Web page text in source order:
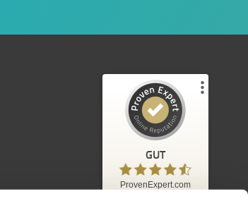
GUT
ProvenExpert.com
Kundenbewertungen und Erfahrungen zu
ProvenExpert.com
97
%
Empfehlungen auf
ProvenExpert.com
4,42
/
5,00